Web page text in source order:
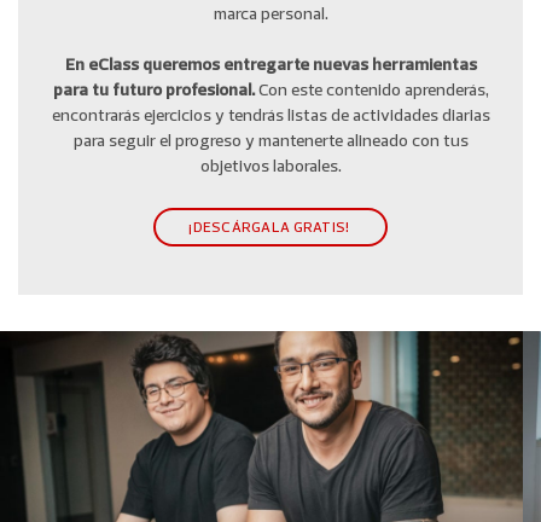
marca personal.
En eClass queremos entregarte nuevas herramientas
para tu futuro profesional.Con este contenido aprenderás,
encontrarás ejercicios y tendrás listas de actividades diarias
para seguir el progreso y mantenerte alineado con tus
objetivos laborales.
¡DESCÁRGALA GRATIS!